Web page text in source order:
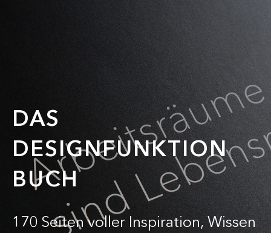
DAS
DESIGNFUNKTION
BUCH
170 Seiten voller Inspiration, Wissen